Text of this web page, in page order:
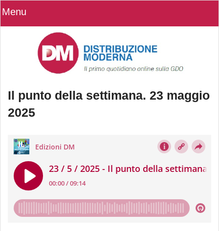
Menu
Il punto della settimana. 23 maggio
2025
Il punto della settimana. 23 maggio
2025